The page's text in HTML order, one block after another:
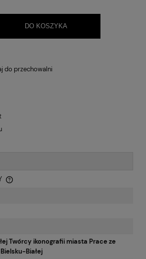
DO KOSZYKA
do przechowalni
EWENTUALNYCH KOSZTÓW PŁATNOŚCI
Twórcy ikonografii miasta Prace ze
Białej